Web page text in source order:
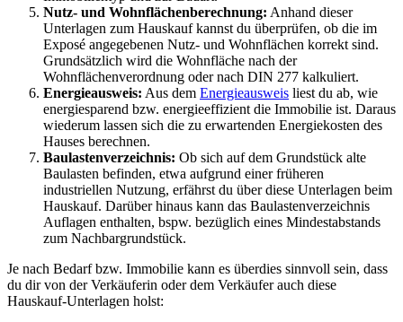
Nutz- und Wohnflächenberechnung: Anhand dieser
Unterlagen zum Hauskauf kannst du überprüfen, ob die im
Ex­po­sé angegebenen Nutz- und Wohnflächen korrekt sind.
Grundsätzlich wird die Wohnfläche nach der
Wohnflächenverordnung oder nach DIN 277 kalkuliert.
Energieausweis: Aus dem Energieausweis liest du ab, wie
energiesparend bzw. energieeffizient die Immobilie ist. Daraus
wiederum lassen sich die zu erwartenden Energiekosten des
Hauses berechnen.
Baulastenverzeichnis: Ob sich auf dem Grundstück alte
Baulasten befinden, etwa aufgrund einer früheren
industriellen Nutzung, erfährst du über diese Unterlagen beim
Hauskauf. Darüber hinaus kann das Baulastenverzeichnis
Auflagen enthalten, bspw. bezüglich eines Mindestabstands
zum Nachbargrundstück.
Je nach Bedarf bzw. Immobilie kann es überdies sinnvoll sein, dass
du dir von der Verkäuferin oder dem Verkäufer auch diese
Hauskauf-Unterlagen holst: